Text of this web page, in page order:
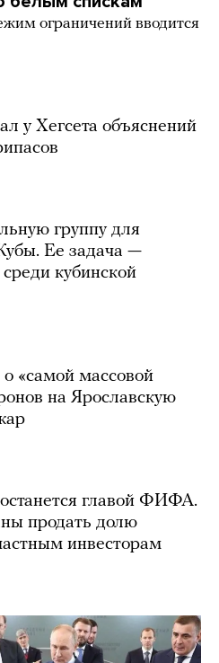
ограничений вводится
у Хегсета объяснений
группу для
Ее задача —
кубинской
«самой массовой
на Ярославскую
главой ФИФА.
продать долю
инвесторам